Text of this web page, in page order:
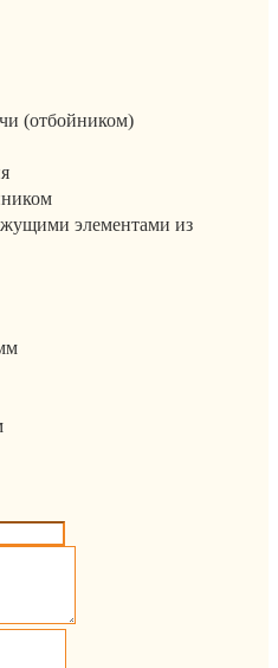
(отбойником)
элементами из